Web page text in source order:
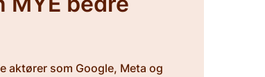
aktører som Google, Meta og